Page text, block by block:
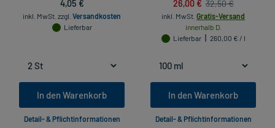
4,05 €
inkl. MwSt. zzgl. Versandkosten
Lieferbar
In den Warenkorb
Detail- & Pflichtinformationen
26,00 € 32,50 €
inkl. MwSt. Gratis-Versand
innerhalb D.
Lieferbar
260,00 € / l
In den Warenkorb
Detail- & Pflichtinformationen